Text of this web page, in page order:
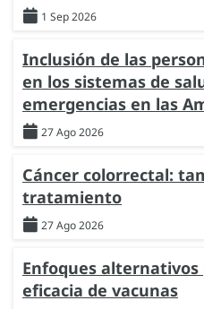
1 Sep 2026
Inclusión de las
en los sistemas de
emergencias en las
27 Ago 2026
Cáncer colorrectal:
tratamiento
27 Ago 2026
Enfoques alternativos
eficacia de vacunas